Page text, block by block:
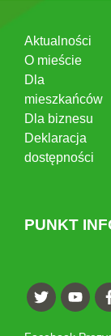
Aktualności
O mieście
Dla
mieszkańców
Dla biznesu
Deklaracja
dostępności
PUNKT